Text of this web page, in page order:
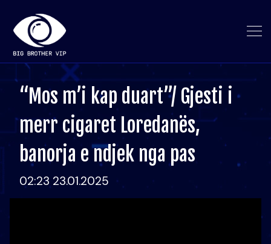
“Mos m’i kap duart”/ Gjesti i
merr cigaret Loredanës,
banorja e ndjek nga pas
02:23 23.01.2025